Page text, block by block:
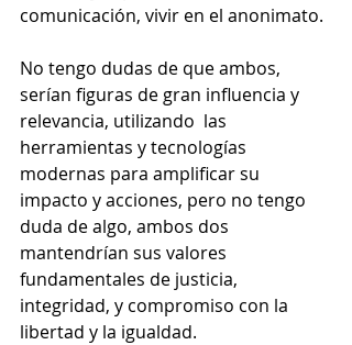
comunicación, vivir en el anonimato.
No tengo dudas de que ambos,
serían figuras de gran influencia y
relevancia, utilizando  las
herramientas y tecnologías
modernas para amplificar su
impacto y acciones, pero no tengo
duda de algo, ambos dos
mantendrían sus valores
fundamentales de justicia,
integridad, y compromiso con la
libertad y la igualdad.